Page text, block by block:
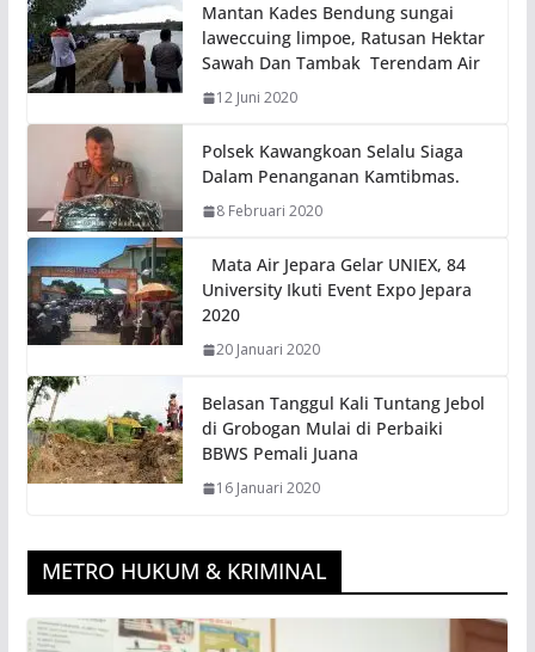
Mantan Kades Bendung sungai
laweccuing limpoe, Ratusan Hektar
Sawah Dan Tambak Terendam Air
12 Juni 2020
Polsek Kawangkoan Selalu Siaga
Dalam Penanganan Kamtibmas.
8 Februari 2020
Mata Air Jepara Gelar UNIEX, 84
University Ikuti Event Expo Jepara
2020
20 Januari 2020
Belasan Tanggul Kali Tuntang Jebol
di Grobogan Mulai di Perbaiki
BBWS Pemali Juana
16 Januari 2020
METRO HUKUM & KRIMINAL